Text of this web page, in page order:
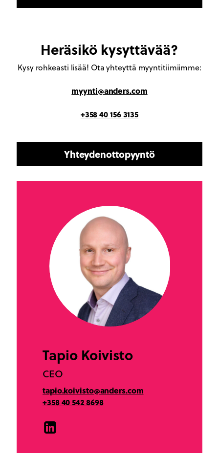
Heräsikö kysyttävää?
Kysy rohkeasti lisää! Ota yhteyttä myyntitiimiimme:
myynti@anders.com
+358 40 156 3135
Yhteydenottopyyntö
Tapio Koivisto
CEO
tapio.koivisto@anders.com
+358 40 542 8698
LinkedIn